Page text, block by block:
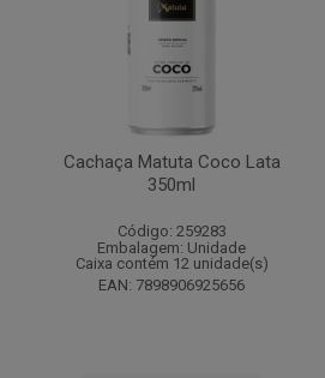
Cachaça Matuta Coco Lata
350ml
Código: 259283
Embalagem: Unidade
Caixa contém 12 unidade(s)
EAN: 7898906925656